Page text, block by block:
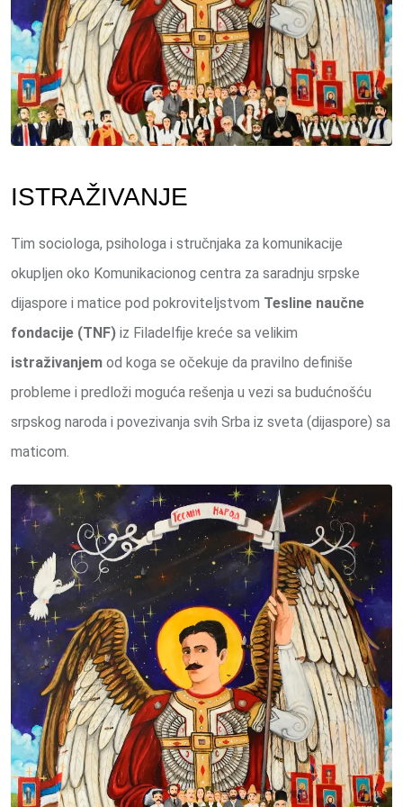
ISTRAŽIVANJE
Tim sociologa, psihologa i stručnjaka za komunikacije
okupljen oko Komunikacionog centra za saradnju srpske
dijaspore i matice pod pokroviteljstvom Tesline naučne
fondacije (TNF) iz Filadelfije kreće sa velikim
istraživanjem od koga se očekuje da pravilno definiše
probleme i predloži moguća rešenja u vezi sa budućnošću
srpskog naroda i povezivanja svih Srba iz sveta (dijaspore) sa
maticom.